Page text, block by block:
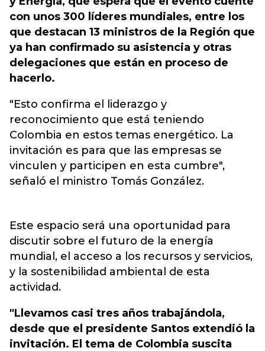
con unos 300 líderes mundiales, entre los
que destacan 13 ministros de la Región que
ya han confirmado su asistencia y otras
delegaciones que están en proceso de
hacerlo.
"Esto confirma el liderazgo y
reconocimiento que está teniendo
Colombia en estos temas energético. La
invitación es para que las empresas se
vinculen y participen en esta cumbre",
señaló el ministro Tomás González.
Este espacio será una oportunidad para
discutir sobre el futuro de la energía
mundial, el acceso a los recursos y servicios,
y la sostenibilidad ambiental de esta
actividad.
"Llevamos casi tres años trabajándola,
desde que el presidente Santos extendió la
invitación. El tema de Colombia suscita